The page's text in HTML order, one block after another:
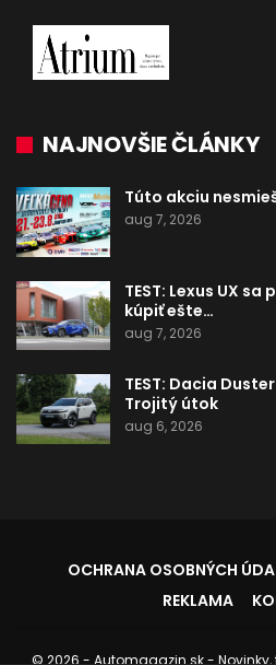
NAJNOVŠIE ČLÁNKY
Túto akciu
aug 7, 2026
TEST: Lexus UX
kúpiť ešte…
aug 7, 2026
TEST: Dacia
Trojitý útok
aug 6, 2026
OCHRANA OSOBNÝCH
REKLAMA
© 2026 - Automagazin.sk - Novinky,